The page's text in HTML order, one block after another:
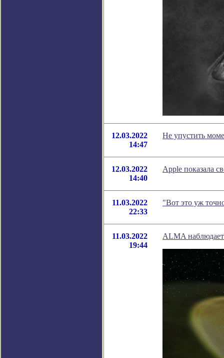
12.03.2022
14:47
Не упустить
12.03.2022
14:40
Apple показала
11.03.2022
22:33
"Вот это уж
11.03.2022
19:44
ALMA